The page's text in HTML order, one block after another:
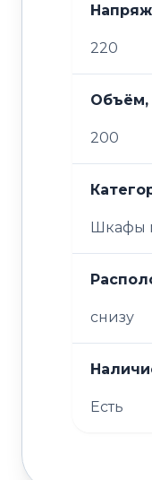
220
Объём,
200
Шкафы
снизу
Есть